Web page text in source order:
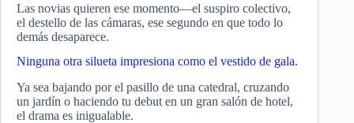
Las novias quieren ese momento—el suspiro colectivo,
el destello de las cámaras, ese segundo en que todo lo
demás desaparece.
Ninguna otra silueta impresiona como el vestido de gala.
Ya sea bajando por el pasillo de una catedral, cruzando
un jardín o haciendo tu debut en un gran salón de hotel,
el drama es inigualable.